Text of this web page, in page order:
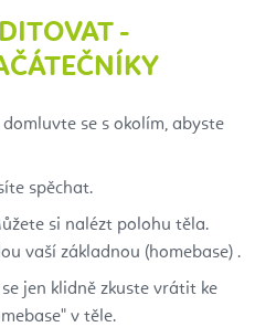
-
se s okolím, abyste
spěchat.
si nalézt polohu těla.
vaší základnou (homebase) .
jen klidně zkuste vrátit ke
v těle.